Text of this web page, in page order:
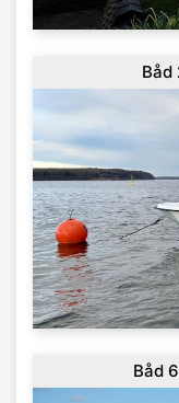
Båd
Båd